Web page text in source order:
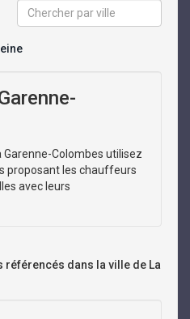
Garenne-Colombes utilisez
proposant les chauffeurs
avec leurs
référencés dans la ville de La